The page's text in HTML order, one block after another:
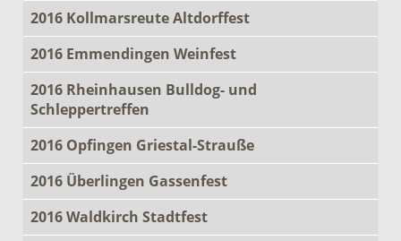
2016 Kollmarsreute Altdorffest
2016 Emmendingen Weinfest
2016 Rheinhausen Bulldog- und
Schleppertreffen
2016 Opfingen Griestal-Strauße
2016 Überlingen Gassenfest
2016 Waldkirch Stadtfest